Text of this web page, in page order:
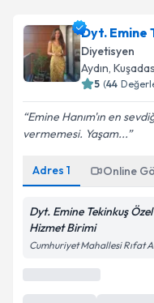
Dyt. Emine
Diyetisyen
Aydın,
5 (44
Emine Hanım'ın en
vermemesi. Yaşam...
Adres 1 Online
Dyt. Emine Tekinkuş
Hizmet Birimi
Cumhuriyet Mahallesi Rıfat
En Yakın Saatler